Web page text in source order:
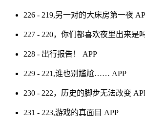
226 - 219,另一对的大床房第一夜
227 - 220，你们都喜欢夜里出来是
228 - 出行报告！ APP
229 - 221,谁也别尴尬…… APP
230 - 222，历史的脚步无法改变
231 - 223,游戏的真面目 APP